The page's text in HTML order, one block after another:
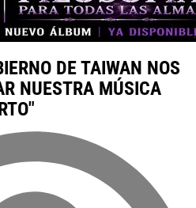
DE TAIWAN NOS
NUESTRA MÚSICA